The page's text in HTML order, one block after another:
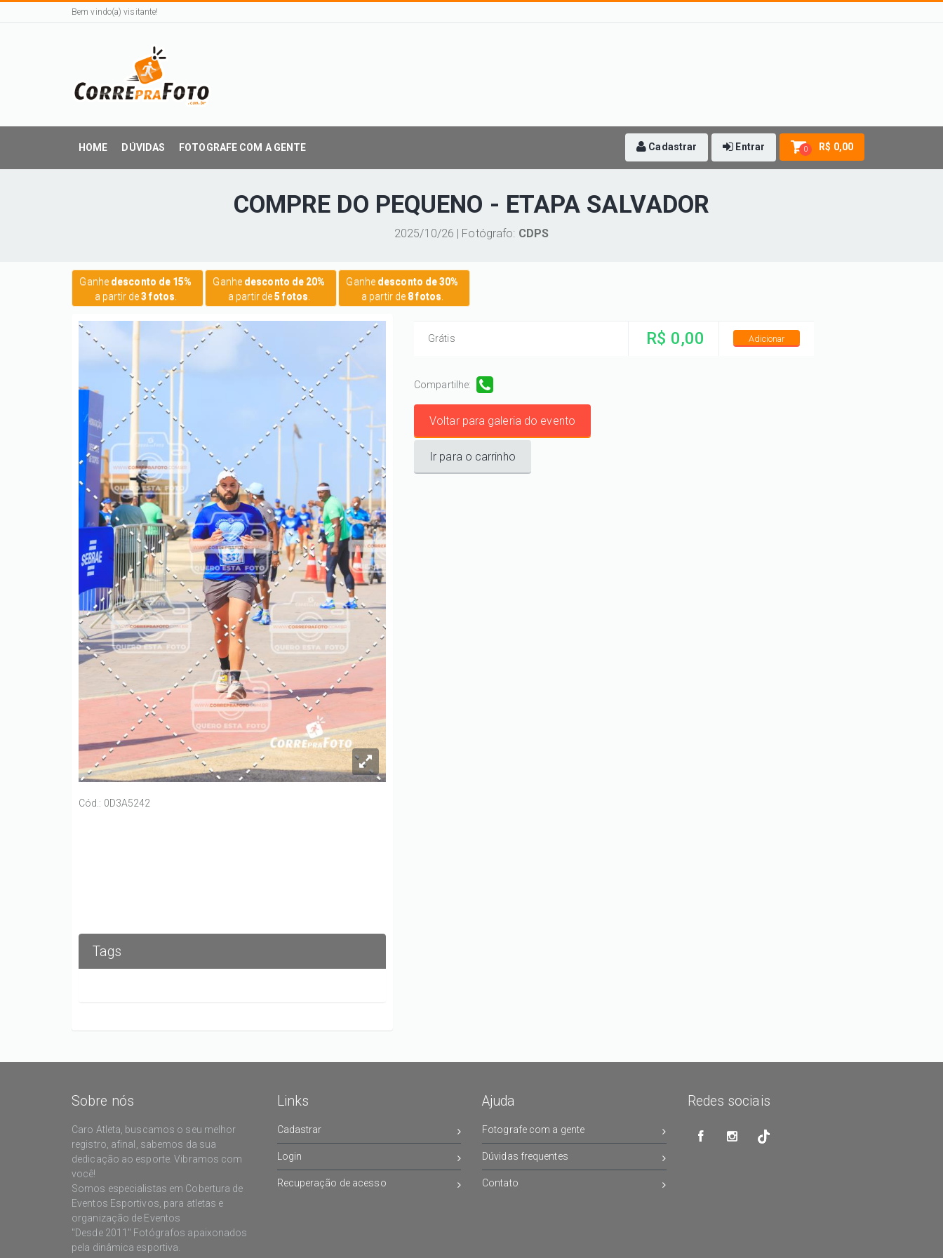
Bem vindo(a) visitante!
HOME DÚVIDAS FOTOGRAFE COM A GENTE Cadastrar Entrar 0 R$ 0,00
COMPRE DO PEQUENO - ETAPA SALVADOR
2025/10/26 | Fotógrafo: CDPS
Ganhe desconto de 15%
a partir de3 fotos
Ganhe desconto de 20%
a partir de5 fotos
Ganhe desconto de 30%
a partir de 8 fotos
Cód.: 0D3A5242
Tags
Grátis R$ 0,00 Adicionar
Compartilhe:
Voltar para galeria do evento
Ir para o carrinho
Sobre nós
Caro Atleta, buscamos o seu melhor
registro, afinal, sabemos da sua
dedicação ao esporte. Vibramos com
você!
Somos especialistas em Cobertura de
Eventos Esportivos, para atletas e
organização de Eventos
"Desde 2011" Fotógrafos apaixonados
pela dinâmica esportiva.
Links
Cadastrar
Login
Recuperação de acesso
Ajuda
Fotografe com a gente
Dúvidas frequentes
Contato
Redes sociais